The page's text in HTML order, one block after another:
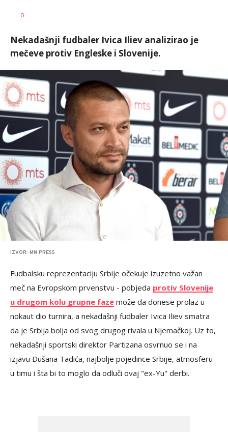
AUTOR
0
Nekadašnji fudbaler Ivica Iliev analizirao je
mečeve protiv Engleske i Slovenije.
IZVOR: MN PRESS
Fudbalsku reprezentaciju Srbije očekuje izuzetno važan
meč na Evropskom prvenstvu - pobjeda protiv Slovenije
u drugom kolu grupne faze može da donese prolaz u
nokaut dio turnira, a nekadašnji fudbaler Ivica Iliev smatra
da je Srbija bolja od svog drugog rivala u Njemačkoj. Uz to,
nekadašnji sportski direktor Partizana osvrnuo se i na
izjavu Dušana Tadića, najbolje pojedince Srbije, atmosferu
u timu i šta bi to moglo da odluči ovaj "ex-Yu" derbi.